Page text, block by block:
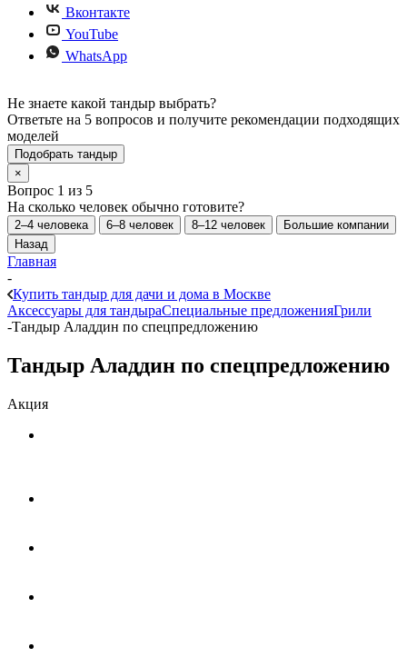
Вконтакте
YouTube
WhatsApp
Не знаете какой тандыр выбрать?
Ответьте на 5 вопросов и получите рекомендации подходящих
моделей
Подобрать тандыр
×
Вопрос 1 из 5
На сколько человек обычно готовите?
2–4 человека 6–8 человек 8–12 человек
Большие компании
Назад
Главная
-
Купить тандыр для дачи и дома в Москве
Аксессуары для тандыраСпециальные предложенияГрили
-Тандыр Аладдин по спецпредложению
Тандыр Аладдин по спецпредложению
Акция